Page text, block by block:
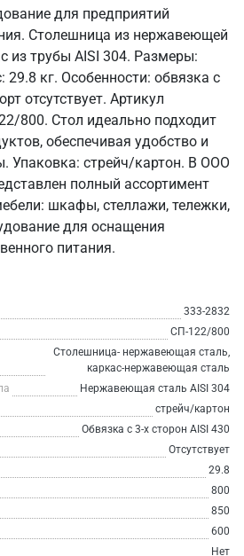
для предприятий
Столешница из нержавеющей
из трубы AISI 304. Размеры:
кг. Особенности: обвязка с
отсутствует. Артикул
800. Стол идеально подходит
обеспечивая удобство и
Упаковка: стрейч/картон. В ООО
полный ассортимент
шкафы, стеллажи, тележки,
для оснащения
питания.
333-2832
СП-122/800
Столешница- нержавеющая сталь,
каркас-нержавеющая сталь
Нержавеющая сталь AISI 304
стрейч/картон
Обвязка с 3-х сторон AISI 430
Отсутствует
29.8
800
850
600
Нет